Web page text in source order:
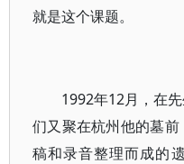
就是这个课题。
1992年12月，在
们又聚在杭州他的墓
稿和录音整理而成的